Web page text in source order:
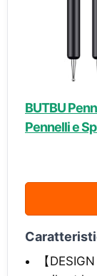
BUTBU
Pennelli e
【